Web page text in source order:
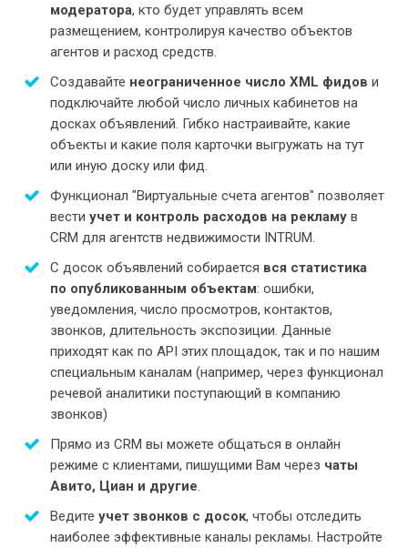
модератора, кто будет управлять всем
размещением, контролируя качество объектов
агентов и расход средств.
Создавайте неограниченное число XML фидов и
подключайте любой число личных кабинетов на
досках объявлений. Гибко настраивайте, какие
объекты и какие поля карточки выгружать на тут
или иную доску или фид.
Функционал "Виртуальные счета агентов" позволяет
вести учет и контроль расходов на рекламу в
CRM для агентств недвижимости INTRUM.
C досок объявлений собирается вся статистика
по опубликованным объектам: ошибки,
уведомления, число просмотров, контактов,
звонков, длительность экспозиции. Данные
приходят как по API этих площадок, так и по нашим
специальным каналам (например, через функционал
речевой аналитики поступающий в компанию
звонков)
Прямо из CRM вы можете общаться в онлайн
режиме с клиентами, пишущими Вам через чаты
Авито, Циан и другие.
Ведите учет звонков с досок, чтобы отследить
наиболее эффективные каналы рекламы. Настройте